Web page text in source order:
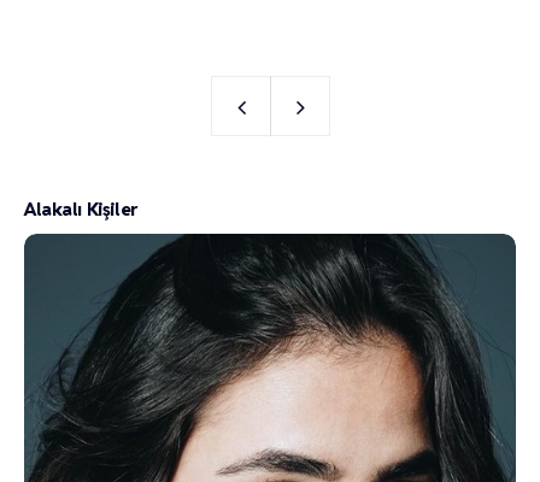
Alakalı Kişiler